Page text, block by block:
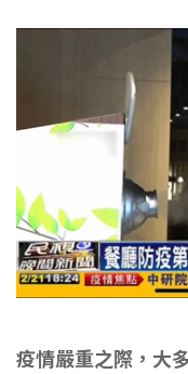
疫情嚴重之際，大